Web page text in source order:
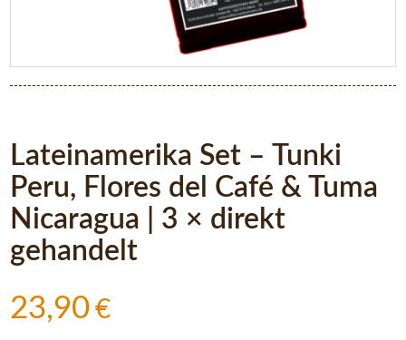
Lateinamerika Set – Tunki
Peru, Flores del Café & Tuma
Nicaragua | 3 × direkt
gehandelt
23,90€